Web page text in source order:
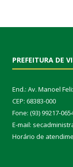
PREFEITURA DE
End.: Av. Manoel
CEP: 68383-000
Fone: (93) 99217-
E-mail:
Horário de